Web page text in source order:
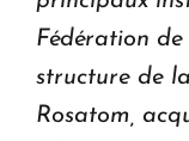
Fédération
structure de
Rosatom,